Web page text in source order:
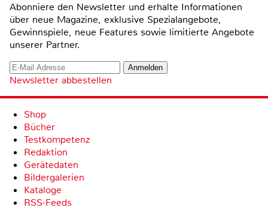
Abonniere den Newsletter und erhalte Informationen
über neue Magazine, exklusive Spezialangebote,
Gewinnspiele, neue Features sowie limitierte Angebote
unserer Partner.
Newsletter abbestellen
Shop
Bücher
Testkompetenz
Redaktion
Gerätedaten
Bildergalerien
Kataloge
RSS-Feeds